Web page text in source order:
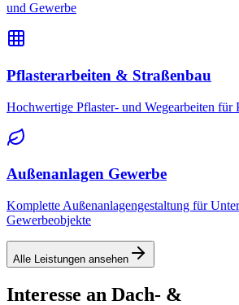
und Gewerbe
Pflasterarbeiten & Straßenbau
Hochwertige Pflaster- und Wegearbeiten für
Außenanlagen Gewerbe
Komplette Außenanlagengestaltung für
Gewerbeobjekte
Alle Leistungen ansehen
Interesse an Dach- &